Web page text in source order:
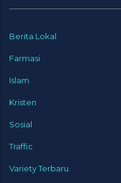
Berita Lokal
Farmasi
Islam
Kristen
Sosial
Traffic
Variety Terbaru